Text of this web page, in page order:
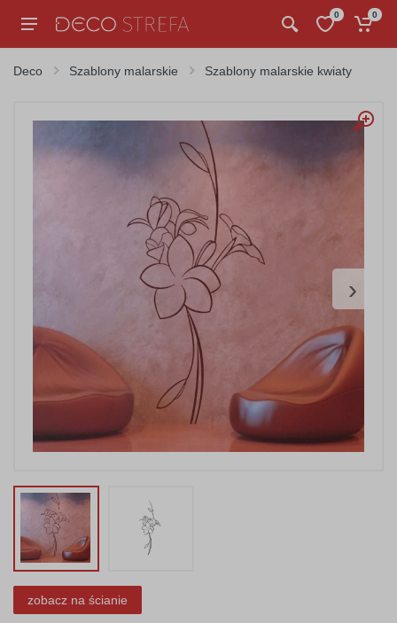
0 0
Deco Szablony malarskie Szablony malarskie kwiaty
›
zobacz na ścianie